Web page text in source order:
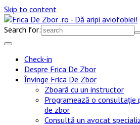
Skip to content
Search for:
Check-in
Despre Frica De Zbor
Învinge Frica De Zbor
Zboară cu un instructor
Programează o consultație
de zbor
Consultă un avocat